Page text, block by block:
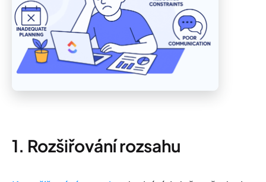
1. Rozšiřování rozsahu